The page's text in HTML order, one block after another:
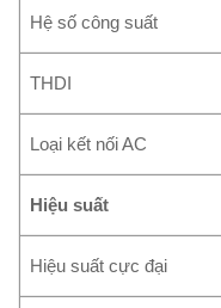
Hệ số công suất
THDI
Loại kết nối AC
Hiệu suất
Hiệu suất cực đại